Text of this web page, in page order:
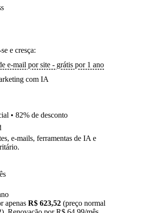
e cresça:
e-mail por site - grátis por 1 ano
com IA
• 82% de desconto
e-mails, ferramentas de IA e
apenas R$ 623,52 (preço normal